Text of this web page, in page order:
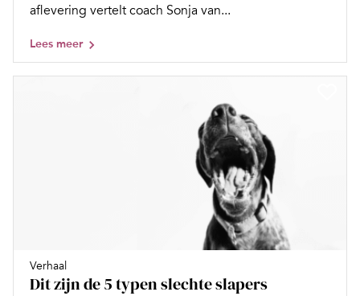
aflevering vertelt coach Sonja van...
Lees meer
Verhaal
Dit zijn de 5 typen slechte slapers